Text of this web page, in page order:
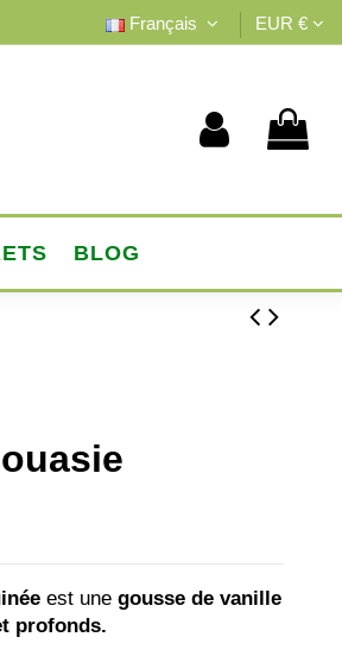
Français EUR €
BLOG
est une gousse de vanille
profonds.